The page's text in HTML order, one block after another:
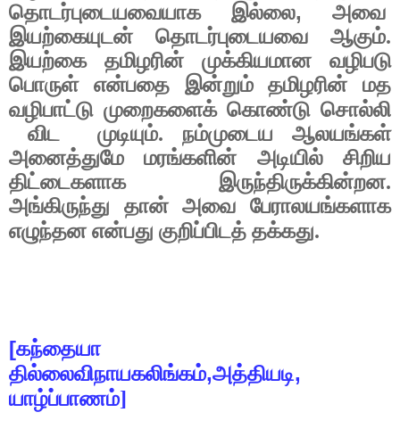
தொடர்புடையவையாக இல்லை, அவை
இயற்கையுடன் தொடர்புடையவை ஆகும்.
இயற்கை தமிழரின் முக்கியமான வழிபடு
பொருள் என்பதை இன்றும் தமிழரின் மத
வழிபாட்டு முறைகளைக் கொண்டு சொல்லி
விட
முடியும். நம்முடைய ஆலயங்கள்
அனைத்துமே மரங்களின் அடியில் சிறிய
திட்டைகளாக இருந்திருக்கின்றன.
அங்கிருந்து தான் அவை பேராலயங்களாக
எழுந்தன என்பது குறிப்பிடத் தக்கது.
[கந்தையா
தில்லைவிநாயகலிங்கம்,அத்தியடி,
யாழ்ப்பாணம்]